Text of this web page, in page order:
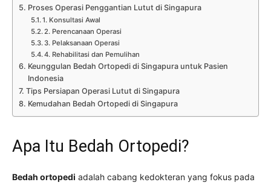
Proses Operasi Penggantian Lutut di Singapura
1. Konsultasi Awal
2. Perencanaan Operasi
3. Pelaksanaan Operasi
4. Rehabilitasi dan Pemulihan
Keunggulan Bedah Ortopedi di Singapura untuk Pasien
Indonesia
Tips Persiapan Operasi Lutut di Singapura
Kemudahan Bedah Ortopedi di Singapura
Apa Itu Bedah Ortopedi?
Bedah ortopedi adalah cabang kedokteran yang fokus pada